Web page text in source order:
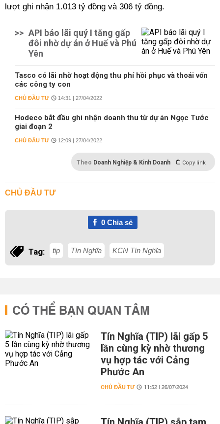
lượt ghi nhận 1.013 tỷ đồng và 306 tỷ đồng.
>> API báo lãi quý I tăng gấp
đôi nhờ dự án ở Huế và Phú
Yên
Tasco có lãi nhờ hoạt động thu phí hồi phục và thoái vốn
các công ty con
CHỦ ĐẦU TƯ 14:31 | 27/04/2022
Hodeco bắt đầu ghi nhận doanh thu từ dự án Ngọc Tước
giai đoạn 2
CHỦ ĐẦU TƯ 12:09 | 27/04/2022
Theo Doanh Nghiệp & Kinh Doanh Copy link
CHỦ ĐẦU TƯ
0Chia sẻ
Tag: tip Tín Nghĩa KCN Tín Nghĩa
CÓ THỂ BẠN QUAN TÂM
Tín Nghĩa (TIP) lãi gấp 5
lần cùng kỳ nhờ thương
vụ hợp tác với Cảng
Phước An
CHỦ ĐẦU TƯ 11:52 | 26/07/2024